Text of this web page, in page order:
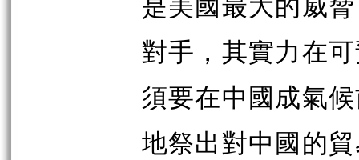
對手，其實力在
須要在中國成氣
地祭出對中國的